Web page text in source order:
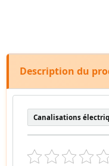
Description du
Canalisations